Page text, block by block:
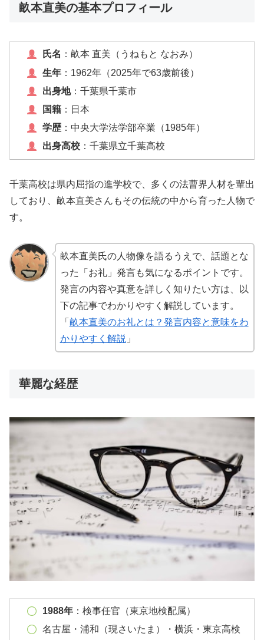
畝本直美の基本プロフィール
氏名 ：畝本 直美（うねもと なおみ）
生年：1962年（2025年で63歳前後）
出身地：千葉県千葉市
国籍：日本
学歴：中央大学法学部卒業（1985年）
出身高校：千葉県立千葉高校
千葉高校は県内屈指の進学校で、多くの法曹界人材を輩出
しており、畝本直美さんもその伝統の中から育った人物で
す。
畝本直美氏の人物像を語るうえで、話題とな
った「お礼」発言も気になるポイントです。
発言の内容や真意を詳しく知りたい方は、以
下の記事でわかりやすく解説しています。
「 畝本直美のお礼とは？発言内容と意味をわ
かりやすく解説 」
華麗な経歴
1988年：検事任官（東京地検配属）
名古屋・浦和（現さいたま）・横浜・東京高検